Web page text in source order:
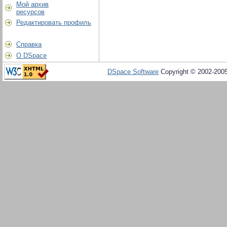
Мой архив
ресурсов
Редактировать профиль
Справка
О DSpace
DSpace Software Copyright © 2002-